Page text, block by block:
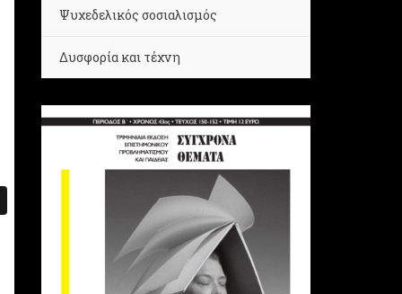
Ψυχεδελικός σοσιαλισμός
Δυσφορία και τέχνη